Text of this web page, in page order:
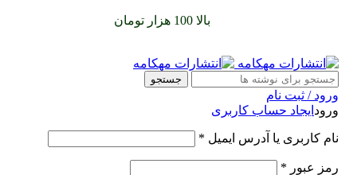
بالا 100 هزار تومان
جستجو
ورود / ثبت نام
ورود ایجاد حساب کاربری
نام کاربری یا آدرس ایمیل *
رمز عبور *